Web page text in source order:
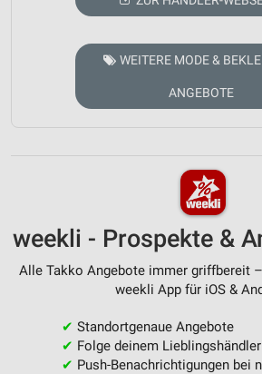
WEITERE MODE &
ANGEBOTE
weekli - Prospekte &
Alle Takko Angebote immer griffbereit
weekli App für iOS &
✔ Standortgenaue Angebote
✔ Folge deinem Lieblingshändler
✔ Push-Benachrichtigungen bei